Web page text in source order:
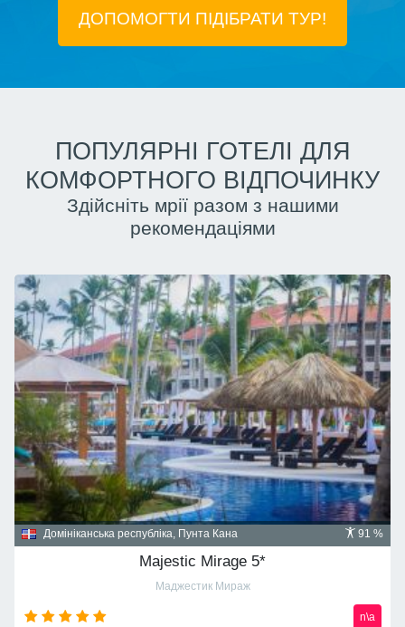
ДОПОМОГТИ ПІДIБРАТИ ТУР!
ПОПУЛЯРНІ ГОТЕЛІ ДЛЯ
КОМФОРТНОГО ВІДПОЧИНКУ
Здійсніть мрії разом з нашими
рекомендаціями
91 %
Домініканська республіка, Пунта Кана
Majestic Mirage 5*
Маджестик Мираж
n\a